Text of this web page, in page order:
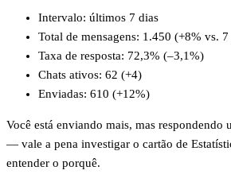
Intervalo: últimos 7 dias
Total de mensagens: 1.450 (+8% vs.
Taxa de resposta: 72,3% (–3,1%)
Chats ativos: 62 (+4)
Enviadas: 610 (+12%)
Você está enviando mais, mas respondendo
— vale a pena investigar o cartão de
entender o porquê.